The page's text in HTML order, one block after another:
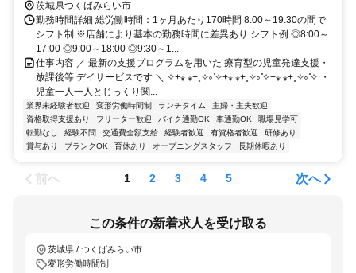
茨城県つくばみらい市
勤務時間詳細 総労働時間：1ヶ月あたり170時間 8:00～19:30の間で
シフト制 ※店舗により基本の勤務時間に差異あり シフト例 ◎8:00～
17:00 ◎9:00～18:00 ◎9:30～1...
仕事内容 ／ 最新の支援プログラムを用いた 療育型の児童発達支援・
放課後等 デイサービスです ＼ ✧+⁎ ⁎+˳✧༚ ̊✧+⁎ ⁎+˳✧༚ ̊✧+⁎ ⁎+˳✧༚ ̊✧ ・
児童一人一人とじっくり関...
業界未経験者歓迎 変形労働時間制 ランチタイム
主婦・主夫歓迎
資格取得支援あり
フリーター歓迎 バイク通勤OK 車通勤OK
職場見学可
転勤なし
経験不問 交通費全額支給 経験者歓迎 有資格者歓迎
研修あり
賞与あり
ブランクOK 育休あり オープニングスタッフ 長期休暇あり
前へ 1 2 3 4 5 次へ
この条件の新着求人を受け取る
茨城県 / つくばみらい市
変形労働時間制